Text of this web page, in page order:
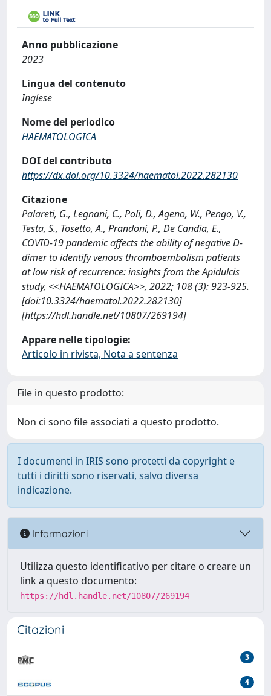
Anno pubblicazione
2023
Lingua del contenuto
Inglese
Nome del periodico
HAEMATOLOGICA
DOI del contributo
https://dx.doi.org/10.3324/haematol.2022.282130
Citazione
Palareti, G., Legnani, C., Poli, D., Ageno, W., Pengo, V.,
Testa, S., Tosetto, A., Prandoni, P., De Candia, E.,
COVID-19 pandemic affects the ability of negative D-
dimer to identify venous thromboembolism patients
at low risk of recurrence: insights from the Apidulcis
study, <<HAEMATOLOGICA>>, 2022; 108 (3): 923-925.
[doi:10.3324/haematol.2022.282130]
[https://hdl.handle.net/10807/269194]
Appare nelle tipologie:
Articolo in rivista, Nota a sentenza
File in questo prodotto:
Non ci sono file associati a questo prodotto.
I documenti in IRIS sono protetti da copyright e
tutti i diritti sono riservati, salvo diversa
indicazione.
Informazioni
Utilizza questo identificativo per citare o creare un
link a questo documento:
https://hdl.handle.net/10807/269194
Citazioni
3
4